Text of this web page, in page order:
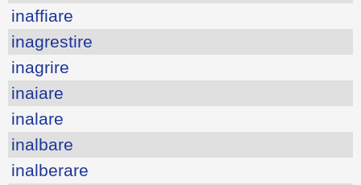
inaffiare
inagrestire
inagrire
inaiare
inalare
inalbare
inalberare